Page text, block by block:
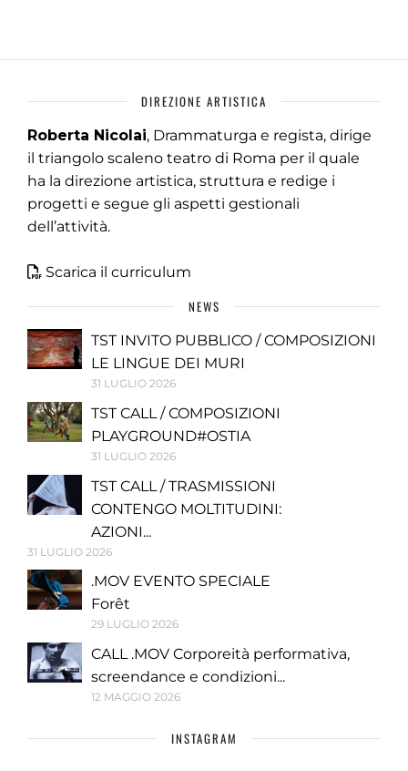
DIREZIONE ARTISTICA
Roberta Nicolai, Drammaturga e regista, dirige
il triangolo scaleno teatro di Roma per il quale
ha la direzione artistica, struttura e redige i
progetti e segue gli aspetti gestionali
dell’attività.
Scarica il curriculum
NEWS
TST INVITO PUBBLICO / COMPOSIZIONI
LE LINGUE DEI MURI
31 LUGLIO 2026
TST CALL / COMPOSIZIONI
PLAYGROUND#OSTIA
31 LUGLIO 2026
TST CALL / TRASMISSIONI
CONTENGO MOLTITUDINI:
AZIONI...
31 LUGLIO 2026
.MOV EVENTO SPECIALE
Forêt
29 LUGLIO 2026
CALL .MOV Corporeità performativa,
screendance e condizioni...
12 MAGGIO 2026
INSTAGRAM